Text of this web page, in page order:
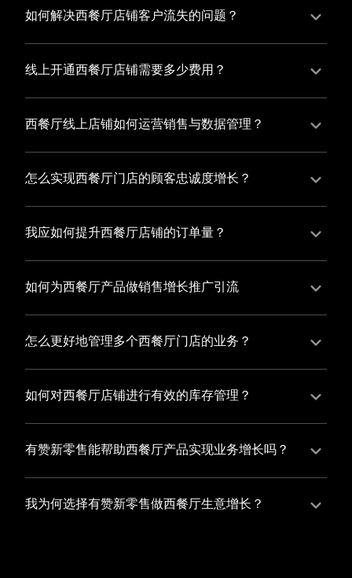
售的一体化解决方案，整合线上线下资源，实现商品管
店铺的运营效率，促进业务增长。
如何解决西餐厅店铺客户流失的问题？
西餐厅店铺精细化运营，有赞私域运营助您轻松解决客
户流失问题，通过有赞微商城、有赞小程序商城搭建专
复购率，实现业绩增长！
线上开通西餐厅店铺需要多少费用？
选择有赞新零售，您可以开通西餐厅店铺，快速搭建属
于您的有赞微商城，我们为您提供有赞微商城、有赞私
您共同打造独具特色的品牌，携手共创辉煌事业！
西餐厅线上店铺如何运营销售与数据管理？
有赞新零售旗下的有赞微商城、有赞私域运营和有赞小
程序商城，为您的线上店铺提供一站式解决方案，从运
态。
怎么实现西餐厅门店的顾客忠诚度增长？
您可以使用有赞的会员管理系统，建立自己的会员体
系，通过赠送积分、折扣等福利来吸引顾客再次购买，
度。
我应如何提升西餐厅店铺的订单量？
您可以使用有赞的裂变营销功能，通过给用户发放优惠
券、邀请好友等方式，吸引更多的用户下单购买，并激
如何为西餐厅产品做销售增长推广引流
有赞新零售旗下产品营销工具、比如优惠券、满减活动
等，吸引更多客户到店消费。另外，通过有赞的微信公
以帮助您增加客流量，赢得客户的青睐
怎么更好地管理多个西餐厅门店的业务？
有赞新零售一站式解决方案，包括有赞微商城、有赞私
域运营以及有赞小程序商城，将助您轻松打通线上线下
您的业务蓬勃发展，收获更多满意客户。
如何对西餐厅店铺进行有效的库存管理？
您可以使用有赞的门店管理系统，它可以帮助您实现门
店数据的集中管理，包括订单管理、员工管理、库存管
有赞新零售能帮助西餐厅产品实现业务增长吗？
有赞新零售作为业内领先的一站式解决方案，整合线上
线下渠道、提供多样化店铺搭建、会员营销和大数据分
我为何选择有赞新零售做西餐厅生意增长？